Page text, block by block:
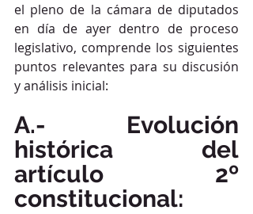
el pleno de la cámara de diputados
en día de ayer dentro de proceso
legislativo, comprende los siguientes
puntos relevantes para su discusión
y análisis inicial:
A.- Evolución
histórica del
artículo 2º
constitucional: